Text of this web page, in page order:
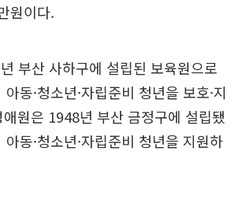
원이다.
부산 사하구에 설립된 보육원으로
동·청소년·자립준비 청년을 보호·지
원은 1948년 부산 금정구에 설립됐
동·청소년·자립준비 청년을 지원하